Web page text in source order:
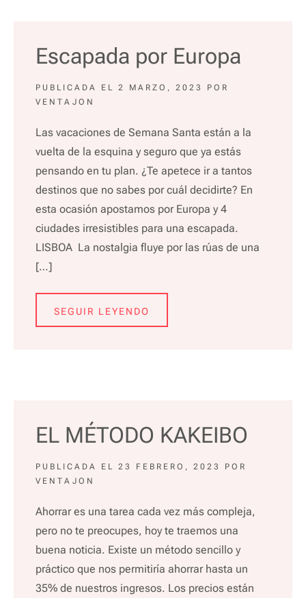
Escapada por Europa
PUBLICADA EL 2 MARZO, 2023
POR
VENTAJON
Las vacaciones de Semana Santa están a la
vuelta de la esquina y seguro que ya estás
pensando en tu plan. ¿Te apetece ir a tantos
destinos que no sabes por cuál decidirte? En
esta ocasión apostamos por Europa y 4
ciudades irresistibles para una escapada.
LISBOA La nostalgia fluye por las rúas de una
[…]
SEGUIR LEYENDO
EL MÉTODO KAKEIBO
PUBLICADA EL 23 FEBRERO, 2023
POR
VENTAJON
Ahorrar es una tarea cada vez más compleja,
pero no te preocupes, hoy te traemos una
buena noticia. Existe un método sencillo y
práctico que nos permitiría ahorrar hasta un
35% de nuestros ingresos. Los precios están